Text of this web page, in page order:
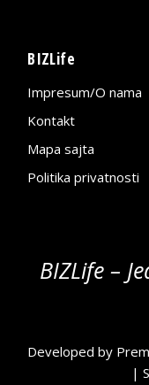
BIZLife
Impresum/O nama
Kontakt
Mapa sajta
Politika privatnosti
BIZLife –
Developed by
|